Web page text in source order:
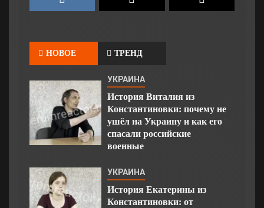
НОВОЕ ТРЕНД
УКРАИНА
История Виталия из
Константиновки: почему не
ушёл на Украину и как его
спасали российские
военные
УКРАИНА
История Екатерины из
Константиновки: от